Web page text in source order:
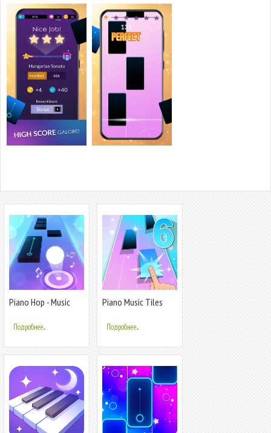
Piano Hop - Music
Подробнее...
Piano Music Tiles
Подробнее...